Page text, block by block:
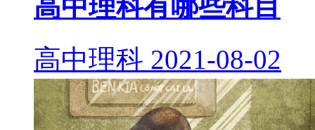
高中理科有哪些科目
高中理科 2021-08-02